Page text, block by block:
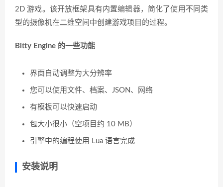
2D 游戏。该开放框架具有内置编辑器，简化了使用不同类
型的摄像机在二维空间中创建游戏项目的过程。
Bitty Engine 的一些功能
界面自动调整为大分辨率
您可以使用文件、档案、JSON、网络
有模板可以快速启动
包大小很小（空项目约 10 MB）
引擎中的编程使用 Lua 语言完成
安装说明